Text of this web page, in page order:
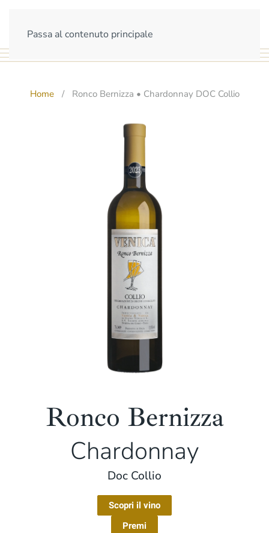
Passa al contenuto principale
Ronco Bernizza
Chardonnay
Doc Collio
Scopri il vino
Premi
Home Ronco Bernizza • Chardonnay DOC Collio